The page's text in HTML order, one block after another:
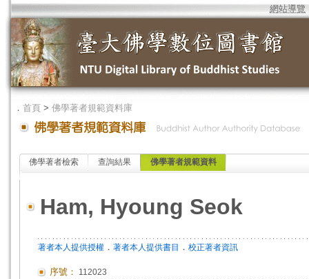
網站導覽
． 首頁 > 佛學著者規範資料庫
佛學著者檢索 查詢結果 佛學著者規範資料
Ham, Hyoung Seok
著者本人提供授權 ． 著者本人提供書目 ． 校正著者資訊
序號： 112023